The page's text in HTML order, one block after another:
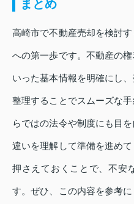
まとめ
高崎市で不動産売却を検討
への第一歩です。不動産の
いった基本情報を明確にし
整理することでスムーズな
らではの法令や制度にも目
違いを理解して準備を進め
押さえておくことで、不安
す。ぜひ、この内容を参考